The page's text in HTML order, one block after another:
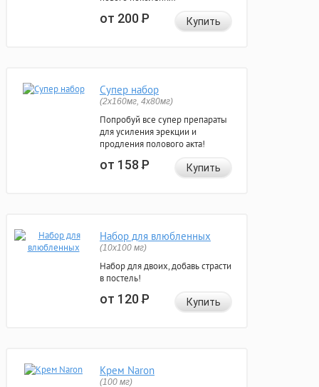
от 200Р Купить
Супер набор
(2х160мг, 4х80мг)
Попробуй все супер препараты
для усиления эрекции и
продления полового акта!
от 158Р Купить
Набор для влюбленных
(10х100 мг)
Набор для двоих, добавь страсти
в постель!
от 120Р Купить
Крем Naron
(100 мг)